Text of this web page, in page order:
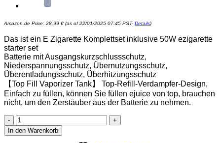
Amazon.de Price: 28,99 € (as of 22/01/2025 07:45 PST- Details)
Das ist ein E Zigarette Komplettset inklusive 50W ezigarette
starter set
Batterie mit Ausgangskurzschlussschutz,
Niederspannungsschutz, Übernutzungsschutz,
Überentladungsschutz, Überhitzungsschutz
【Top Fill Vaporizer Tank】 Top-Refill-Verdampfer-Design,
Einfach zu füllen, können Sie füllen ejuice von top, brauchen
nicht, um den Zerstäuber aus der Batterie zu nehmen.
E
Zigarette
50w,
In den Warenkorb